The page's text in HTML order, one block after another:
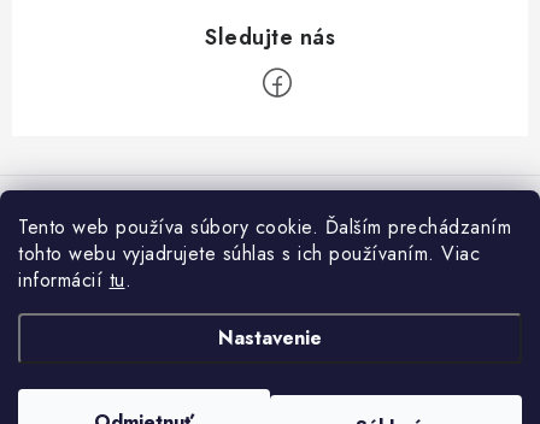
Tento web používa súbory cookie. Ďalším prechádzaním
tohto webu vyjadrujete súhlas s ich používaním. Viac
informácií tu.
Nastavenie
á
Prečo nakúpiť u nás?
Obchodné podmienky
Naša predajňa
Naše predajne
O nás
Feng Šuej Obchod. Všetky práva vyhradené.Upraviť